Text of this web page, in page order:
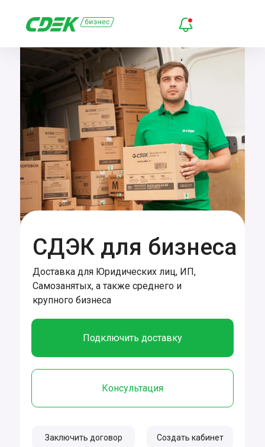
СДЭК для бизнеса
Доставка для Юридических лиц, ИП,
Самозанятых, а также среднего и
крупного бизнеса
Консультация
Подключить доставку
Создать кабинет
Заключить договор